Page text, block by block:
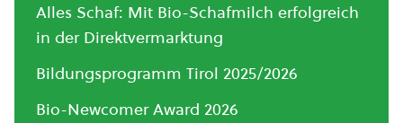
Alles Schaf: Mit Bio-Schafmilch erfolgreich
in der Direktvermarktung
Bildungsprogramm Tirol 2025/2026
Bio-Newcomer Award 2026